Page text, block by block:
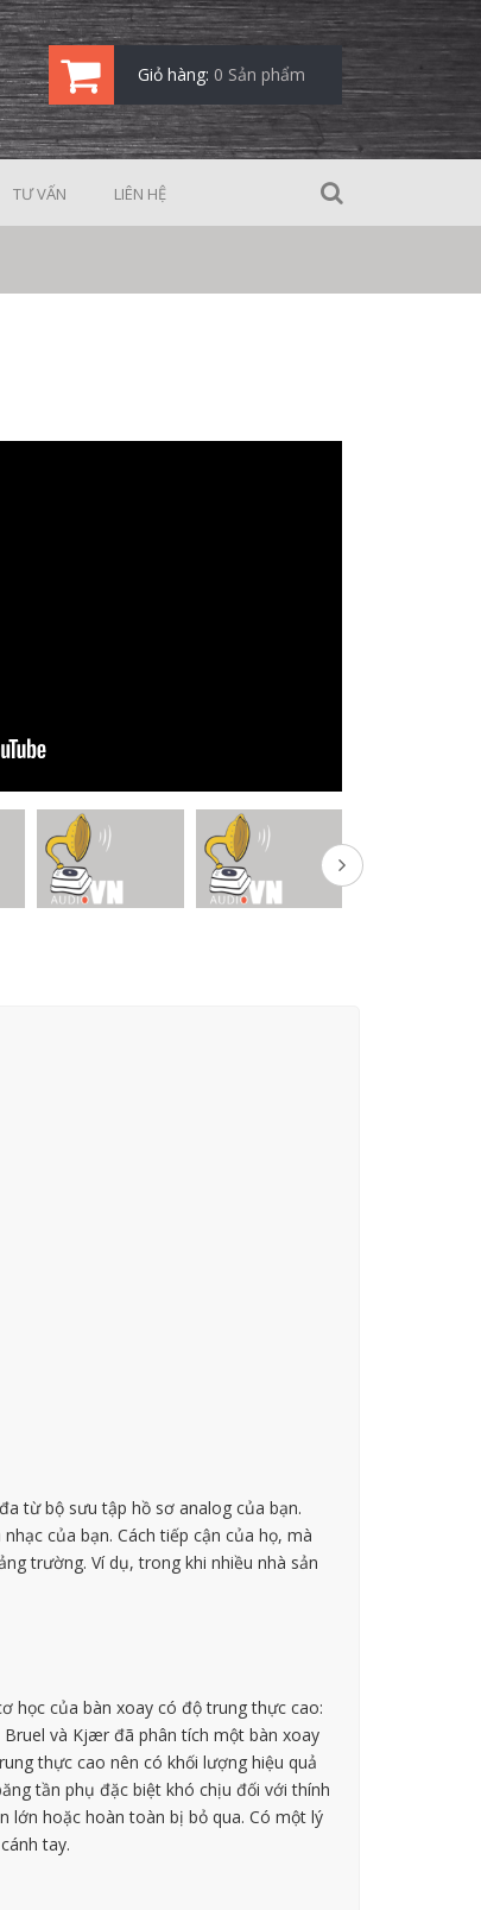
Giỏ hàng: 0 Sản phẩm
TƯ VẤN LIÊN HỆ
từ bộ sưu tập hồ sơ analog của bạn.
của bạn. Cách tiếp cận của họ, mà
trường. Ví dụ, trong khi nhiều nhà sản
học của bàn xoay có độ trung thực cao:
và Kjær đã phân tích một bàn xoay
thực cao nên có khối lượng hiệu quả
tần phụ đặc biệt khó chịu đối với thính
lớn hoặc hoàn toàn bị bỏ qua. Có một lý
tay.